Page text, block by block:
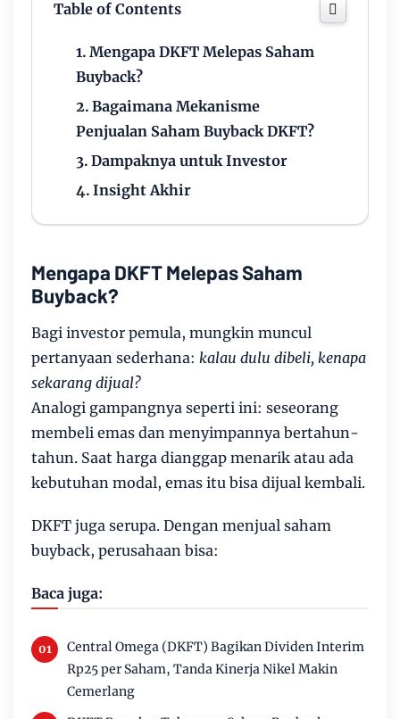
Table of Contents
Mengapa DKFT Melepas Saham
Buyback?
Bagaimana Mekanisme
Penjualan Saham Buyback DKFT?
Dampaknya untuk Investor
Insight Akhir
Mengapa DKFT Melepas Saham
Buyback?
Bagi investor pemula, mungkin muncul
pertanyaan sederhana: kalau dulu dibeli, kenapa
sekarang dijual?
Analogi gampangnya seperti ini: seseorang
membeli emas dan menyimpannya bertahun-
tahun. Saat harga dianggap menarik atau ada
kebutuhan modal, emas itu bisa dijual kembali.
DKFT juga serupa. Dengan menjual saham
buyback, perusahaan bisa:
Baca juga:
Central Omega (DKFT) Bagikan Dividen Interim
Rp25 per Saham, Tanda Kinerja Nikel Makin
Cemerlang